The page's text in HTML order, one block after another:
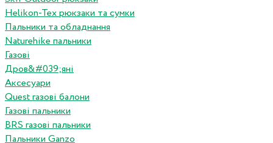
Helikon-Tex рюкзаки та сумки
Пальники та обладнання
Naturehike пальники
Газові
Дров&#039;яні
Аксесуари
Quest газові балони
Газові пальники
BRS газові пальники
Пальники Ganzo